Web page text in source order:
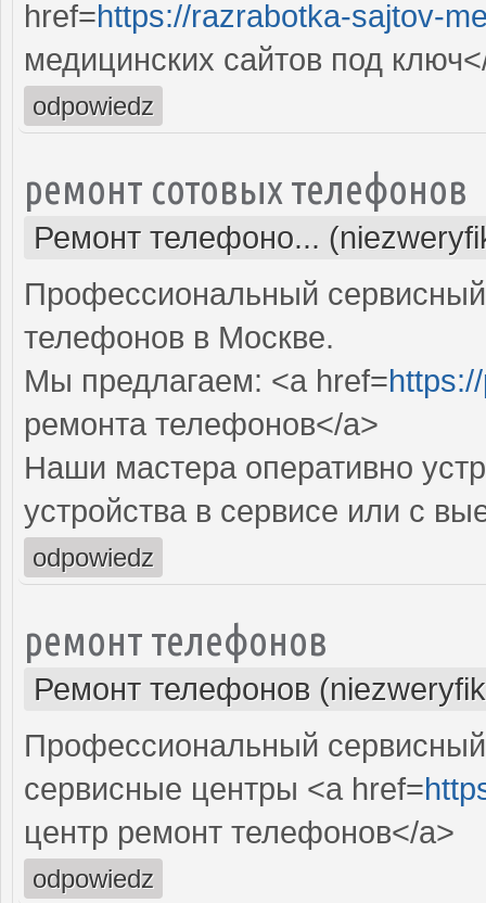
href=https://razrabotka-sajtov-
медицинских сайтов под
odpowiedz
ремонт сотовых телефонов
Ремонт телефоно...
Профессиональный
телефонов в Москве.
Мы предлагаем: <a href=
ремонта телефонов</a>
Наши мастера оперативно
устройства в сервисе или с
odpowiedz
ремонт телефонов
Ремонт телефонов
Профессиональный
сервисные центры <a href=
центр ремонт телефонов</a>
odpowiedz